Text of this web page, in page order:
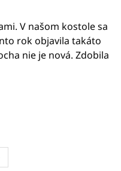
V našom kostole sa
rok objavila takáto
nie je nová. Zdobila